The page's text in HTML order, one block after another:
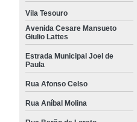
Vila Tesouro
Avenida Cesare Mansueto
Giulio Lattes
Estrada Municipal Joel de
Paula
Rua Afonso Celso
Rua Aníbal Molina